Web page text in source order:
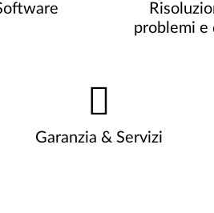
problemi e
Garanzia & Servizi